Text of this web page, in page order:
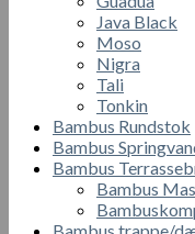
Java Black
Moso
Nigra
Tali
Tonkin
Bambus Rundstok
Bambus
Bambus
Bambus